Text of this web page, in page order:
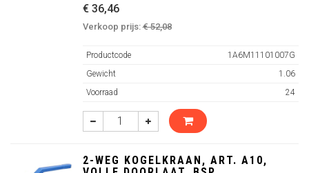
€ 36,46
Verkoop prijs:€ 52,08
Productcode
1A6M11101007G
Gewicht
1.06
Voorraad
24
2-WEG KOGELKRAAN, ART. A10,